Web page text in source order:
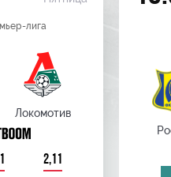
лига
Локомотив
2,11